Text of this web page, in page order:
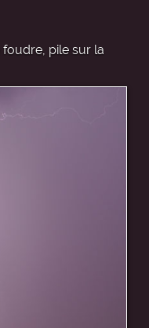
pile sur la